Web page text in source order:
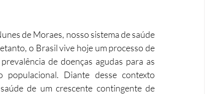
de Moraes, nosso sistema de saúde
o Brasil vive hoje um processo de
de doenças agudas para as
populacional. Diante desse contexto
de um crescente contingente de